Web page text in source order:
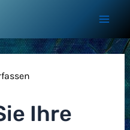
Ihre